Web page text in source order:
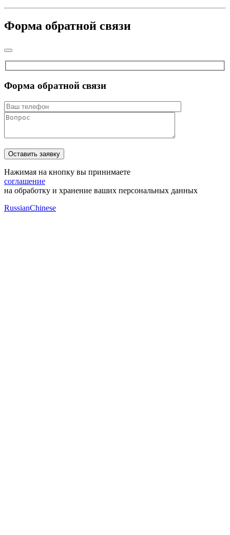
Форма обратной связи
Форма обратной связи
Нажимая на кнопку вы принимаете
соглашение
на обработку и хранение ваших персональных данных
RussianChinese